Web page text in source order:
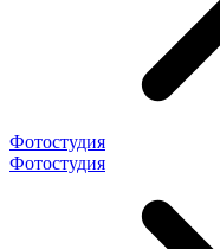
Фотостудия
Фотостудия